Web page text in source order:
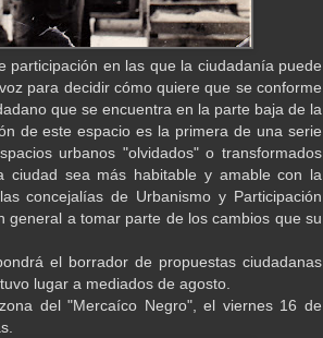
participación en las que la ciudadanía puede
para decidir cómo quiere que se conforme
que se encuentra en la parte baja de la
de este espacio es la primera de una serie
urbanos "olvidados" o transformados
sea más habitable y amable con la
concejalías de Urbanismo y Participación
general a tomar parte de los cambios que su
el borrador de propuestas ciudadanas
lugar a mediados de agosto.
del "Mercaíco Negro", el viernes 16 de